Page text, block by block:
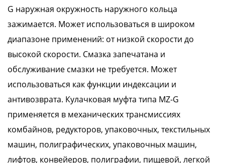
G наружная окружность наружного кольца
зажимается. Может использоваться в широком
диапазоне применений: от низкой скорости до
высокой скорости. Смазка запечатана и
обслуживание смазки не требуется. Может
использоваться как функции индексации и
антивозврата. Кулачковая муфта типа MZ-G
применяется в механических трансмиссиях
комбайнов, редукторов, упаковочных, текстильных
машин, полиграфических, упаковочных машин,
лифтов, конвейеров, полиграфии, пищевой, легкой